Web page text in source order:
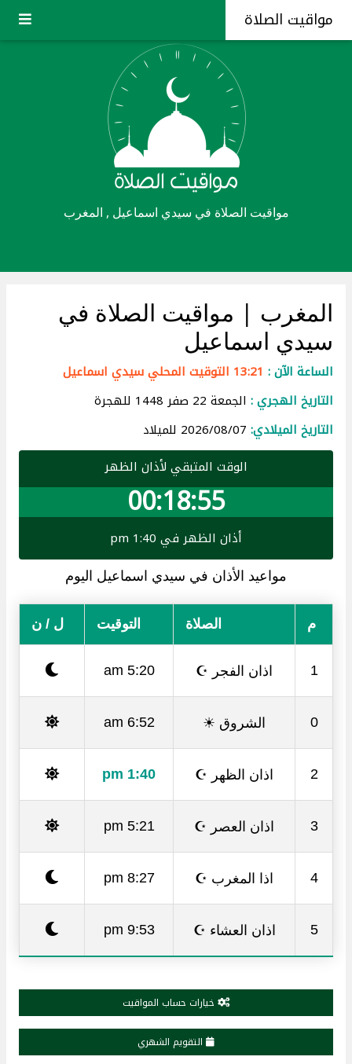
مواقيت الصلاة
مواقيت الصلاة في سيدي اسماعيل , المغرب
المغرب | مواقيت الصلاة في
سيدي اسماعيل
الساعة الآن : 13:21 التوقيت المحلي سيدي اسماعيل
التاريخ الهجري : الجمعة 22 صفر 1448 للهجرة
التاريخ الميلادي:
الوقت المتبقي لأذان الظهر
00:18:55
أذان الظهر في 1:40 pm
مواعيد الأذان في سيدي اسماعيل اليوم
م الصلاة التوقيت ل / ن
1 اذان الفجر ☪ 5:20 am
0 الشروق ☀ 6:52 am
2 اذان الظهر ☪ 1:40 pm
3 اذان العصر ☪ 5:21 pm
4 اذا المغرب ☪ 8:27 pm
5 اذان العشاء ☪ 9:53 pm
التقويم الشهري